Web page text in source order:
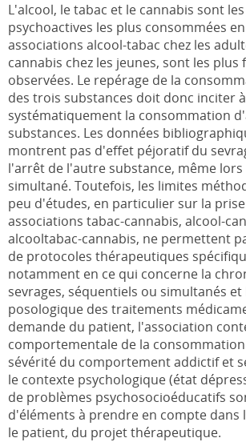
L'alcool, le tabac et le cannabis sont
psychoactives les plus consommées en
associations alcool-tabac chez les
cannabis chez les jeunes, sont les
observées. Le repérage de la
des trois substances doit donc inciter
systématiquement la consommation
substances. Les données
montrent pas d'effet péjoratif du
l'arrêt de l'autre substance, même
simultané. Toutefois, les limites
peu d'études, en particulier sur la
associations tabac-cannabis, alcool-
alcooltabac-cannabis, ne permettent
de protocoles thérapeutiques
notamment en ce qui concerne la
sevrages, séquentiels ou simultanés
posologique des traitements
demande du patient, l'association
comportementale de la
sévérité du comportement addictif et
le contexte psychologique (état
de problèmes psychosocioéducatifs
d'éléments à prendre en compte dans
le patient, du projet thérapeutique.